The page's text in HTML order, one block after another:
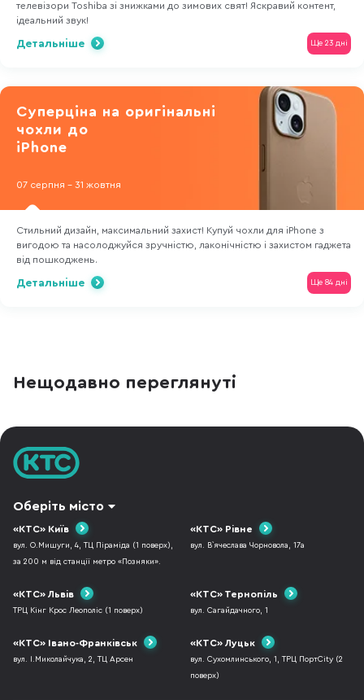
телевізори Toshiba зі знижками до зимових свят! Яскравий контент,
ідеальний звук!
Ще 23 дні
Детальніше
Суперціна на оригінальні
чохли до
iPhone
07 серпня - 31 жовтня
Стильний дизайн, максимальний захист! Купуй чохли для iPhone з
вигодою та насолоджуйся зручністю, лаконічністю і захистом гаджета
від пошкоджень.
Ще 84 дні
Детальніше
Нещодавно переглянуті
Оберіть місто
«КТС» Київ
вул. О.Мишуги, 4, ТЦ Піраміда (1 поверх),
за 200 м від станції метро «Позняки».
«КТС» Рівне
вул. В`ячеслава Чорновола, 17а
«КТС» Львів
ТРЦ Кінг Крос Леополіс (1 поверх)
«КТС» Тернопіль
вул. Сагайдачного, 1
«КТС» Івано-Франківськ
вул. І.Миколайчука, 2, ТЦ Арсен
«КТС» Луцьк
вул. Сухомлинського, 1, ТРЦ ПортCity (2
поверх)